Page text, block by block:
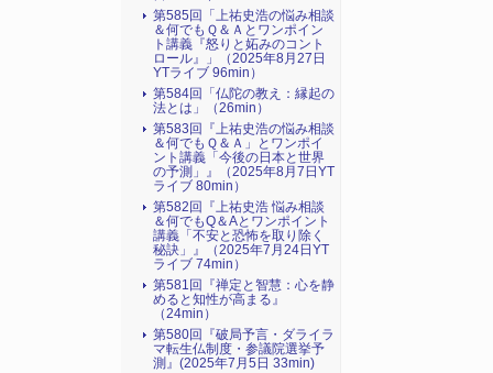
第585回「上祐史浩の悩み相談
＆何でもＱ＆Ａとワンポイン
ト講義『怒りと妬みのコント
ロール』​」（2025年8月27日
YTライブ 96min）
第584回「仏陀の教え：縁起の
法とは」（26min）
第583回『上祐史浩の悩み相談
＆何でもＱ＆Ａ」とワンポイ
ント講義「今後の日本と世界
の予測」』（2025年8月7日YT
ライブ 80min）
第582回『上祐史浩 悩み相談
＆何でもQ＆Aとワンポイント
講義「不安と恐怖を取り除く
秘訣」』（2025年7月24日YT
ライブ 74min）
第581回『禅定と智慧：心を静
めると知性が高まる』
（24min）
第580回『破局予言・ダライラ
マ転生仏制度・参議院選挙予
測』(2025年7月5日 33min)